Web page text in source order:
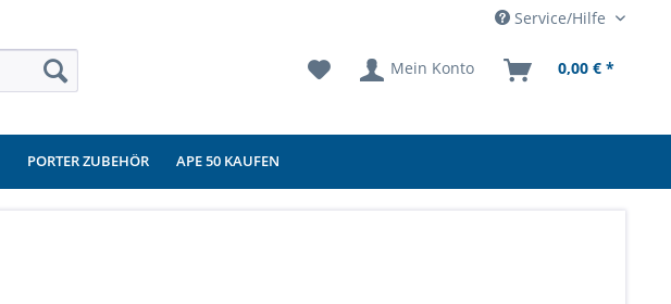
Service/Hilfe
Mein Konto 0,00 € *
PORTER ZUBEHÖR APE 50 KAUFEN